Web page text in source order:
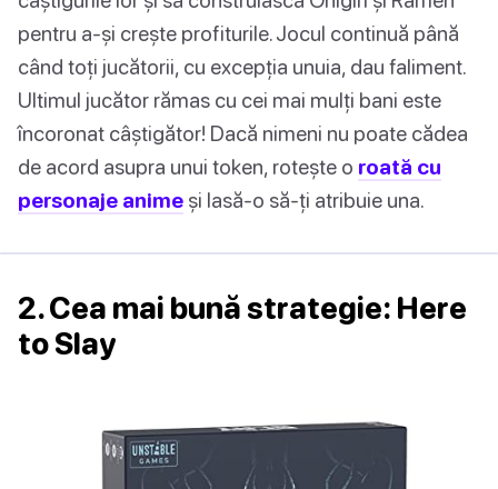
pentru a-și crește profiturile. Jocul continuă până
când toți jucătorii, cu excepția unuia, dau faliment.
Ultimul jucător rămas cu cei mai mulți bani este
încoronat câștigător! Dacă nimeni nu poate cădea
de acord asupra unui token, rotește o roată cu
personaje anime și lasă-o să-ți atribuie una.
2. Cea mai bună strategie: Here
to Slay